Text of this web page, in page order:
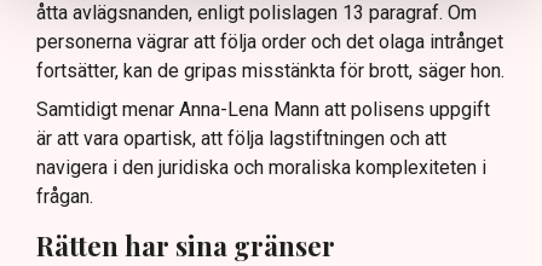
åtta avlägsnanden, enligt polislagen 13 paragraf. Om
personerna vägrar att följa order och det olaga intrånget
fortsätter, kan de gripas misstänkta för brott, säger hon.
Samtidigt menar Anna-Lena Mann att polisens uppgift
är att vara opartisk, att följa lagstiftningen och att
navigera i den juridiska och moraliska komplexiteten i
frågan.
Rätten har sina gränser